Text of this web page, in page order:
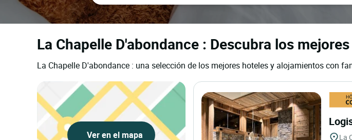
La Chapelle D'abondance : Descubra los
La Chapelle D'abondance : una selección de los mejores hoteles y alojamientos con
Ver en el mapa La